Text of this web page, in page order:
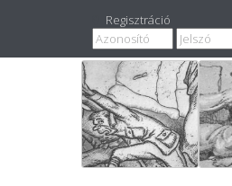
Regisztráció